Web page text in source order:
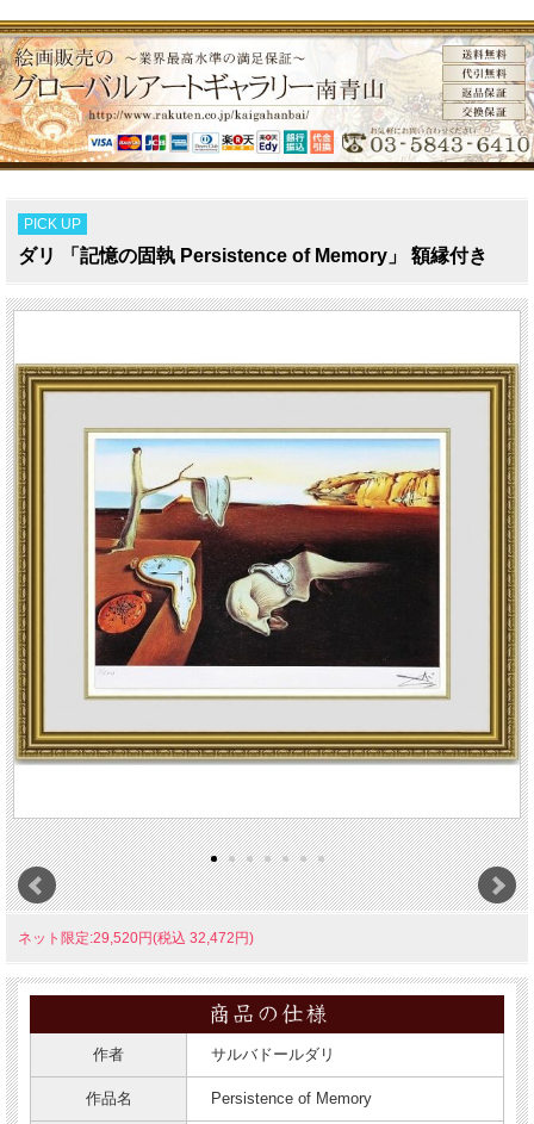
PICK UP
ダリ 「記憶の固執 Persistence of Memory」 額縁付き
ネット限定:29,520円(税込 32,472円)
作者 サルバドールダリ
作品名 Persistence of Memory